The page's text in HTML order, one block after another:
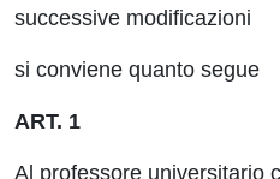
successive modificazioni
si conviene quanto segue
ART. 1
Al professore universitario